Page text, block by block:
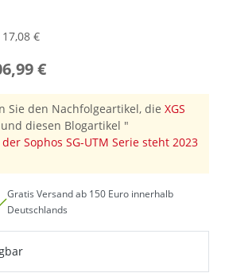
€
€
Sie den Nachfolgeartikel, die XGS
und diesen Blogartikel "
Sophos SG-UTM Serie steht 2023
Gratis Versand ab 150 Euro innerhalb
Deutschlands